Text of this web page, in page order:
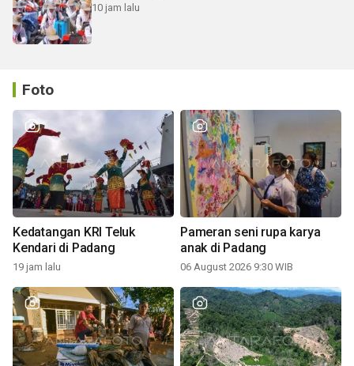
10 jam lalu
Foto
Kedatangan KRI Teluk
Kendari di Padang
19 jam lalu
Pameran seni rupa karya
anak di Padang
06 August 2026 9:30 WIB